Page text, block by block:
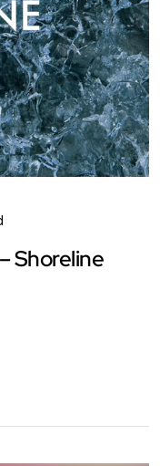
Shoreline